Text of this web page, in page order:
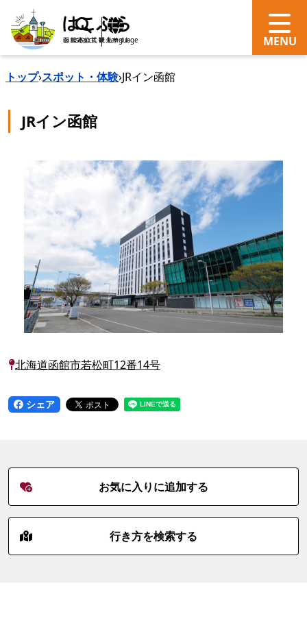
search Language
トップ›スポット・体験›JRイン函館
JRイン函館
北海道函館市若松町12番14号
シェア
お気に入りに追加する
行き方を検索する